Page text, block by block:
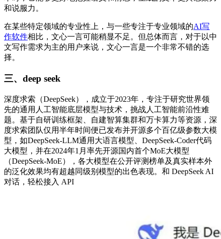
和说服力。​
在某些特定领域的专业性上，与一些专注于专业领域的AI写
作软件相比，文心一言可能稍显不足。但总体而言，对于以中
文写作需求为主的用户来说，文心一言是一个非常不错的选
择。​
三、deep seek
深度求索（DeepSeek），成立于2023年，专注于研究世界领
先的通用人工智能底层模型与技术，挑战人工智能前沿性难
题。基于自研训练框架、自建智算集群和万卡算力等资源，深
度求索团队仅用半年时间便已发布并开源多个百亿级参数大模
型，如DeepSeek-LLM通用大语言模型、DeepSeek-Coder代码
大模型，并在2024年1月率先开源国内首个MoE大模型
（DeepSeek-MoE），各大模型在公开评测榜单及真实样本外
的泛化效果均有超越同级别模型的出色表现。和 DeepSeek AI
对话，轻松接入 API